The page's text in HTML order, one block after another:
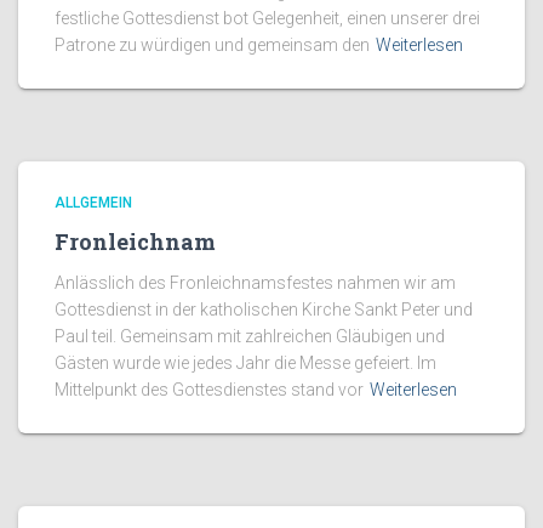
festliche Gottesdienst bot Gelegenheit, einen unserer drei
Patrone zu würdigen und gemeinsam den Weiterlesen
ALLGEMEIN
Fronleichnam
Anlässlich des Fronleichnamsfestes nahmen wir am
Gottesdienst in der katholischen Kirche Sankt Peter und
Paul teil. Gemeinsam mit zahlreichen Gläubigen und
Gästen wurde wie jedes Jahr die Messe gefeiert. Im
Mittelpunkt des Gottesdienstes stand vor Weiterlesen